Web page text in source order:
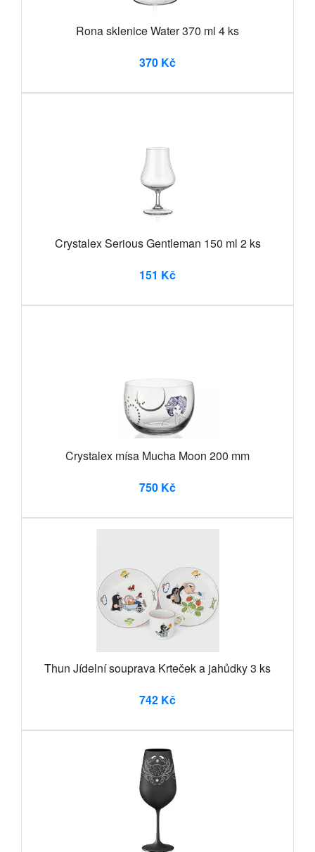
Rona sklenice Water 370 ml 4 ks
370 Kč
Crystalex Serious Gentleman 150 ml 2 ks
151 Kč
Crystalex mísa Mucha Moon 200 mm
750 Kč
Thun Jídelní souprava Krteček a jahůdky 3 ks
742 Kč